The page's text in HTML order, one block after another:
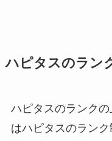
ハピタスのラン
ハピタスのランク
はハピタスのラン